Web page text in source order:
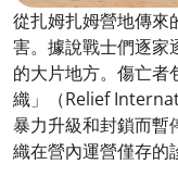
從扎姆扎姆營地傳來
害。據說戰士們逐家
的大片地方。傷亡者
織」（Relief
暴力升級和封鎖而暫
織在營內運營僅存的